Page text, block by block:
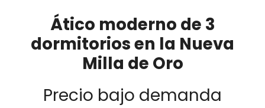
Ático moderno de 3
dormitorios en la Nueva
Milla de Oro
Precio bajo demanda